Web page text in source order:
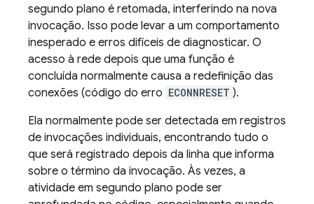
segundo plano é retomada, interferindo na nova
invocação. Isso pode levar a um comportamento
inesperado e erros difíceis de diagnosticar. O
acesso à rede depois que uma função é
concluída normalmente causa a redefinição das
conexões (código do erro ECONNRESET ).
Ela normalmente pode ser detectada em registros
de invocações individuais, encontrando tudo o
que será registrado depois da linha que informa
sobre o término da invocação. Às vezes, a
atividade em segundo plano pode ser